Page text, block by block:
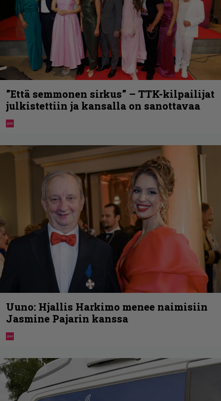
”Että semmonen sirkus” – TTK-kilpailijat
julkistettiin ja kansalla on sanottavaa
Uuno: Hjallis Harkimo menee naimisiin
Jasmine Pajarin kanssa